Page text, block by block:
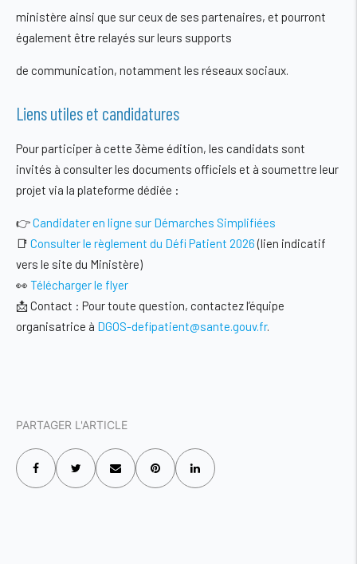
ministère ainsi que sur ceux de ses partenaires, et pourront
également être relayés sur leurs supports
de communication, notamment les réseaux sociaux.
Liens utiles et candidatures
Pour participer à cette 3ème édition, les candidats sont
invités à consulter les documents officiels et à soumettre leur
projet via la plateforme dédiée :
👉Candidater en ligne sur Démarches Simplifiées
📑 Consulter le règlement du Défi Patient 2026(lien indicatif
vers le site du Ministère)
👀 Télécharger le flyer
📩 Contact : Pour toute question, contactez l’équipe
organisatrice à DGOS-defipatient@sante.gouv.fr.
PARTAGER L'ARTICLE